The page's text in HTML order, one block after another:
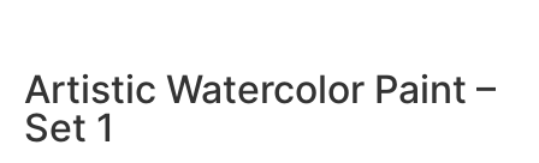
Artistic Watercolor Paint –
Set 1